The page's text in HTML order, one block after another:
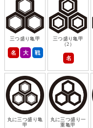
三つ盛り亀甲
名 大 戦
三つ盛り亀甲
（2）
名
丸に三つ盛り亀
甲
丸に三つ盛り一
重亀甲